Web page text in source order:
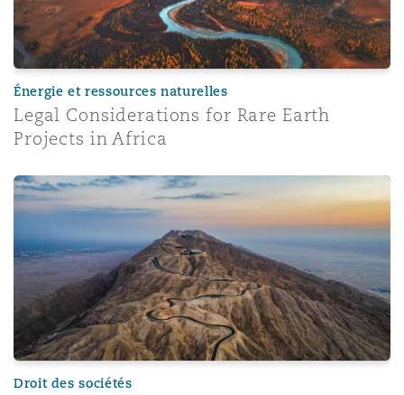
Énergie et ressources naturelles
Legal Considerations for Rare Earth
Projects in Africa
DIFC enacts amended prescribed company regulations:
Droit des sociétés